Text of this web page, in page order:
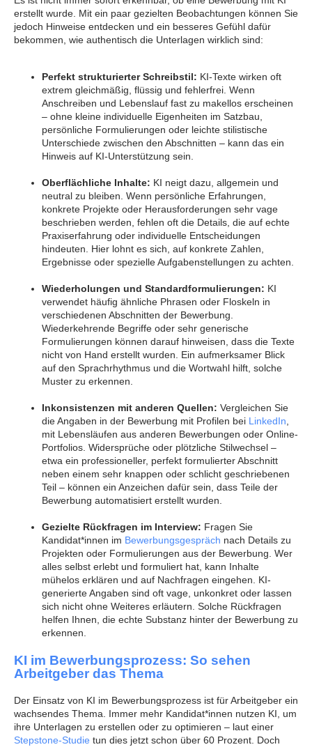
erstellt wurde. Mit ein paar gezielten Beobachtungen können Sie
jedoch Hinweise entdecken und ein besseres Gefühl dafür
bekommen, wie authentisch die Unterlagen wirklich sind:
Perfekt strukturierter Schreibstil: KI-Texte wirken oft
extrem gleichmäßig, flüssig und fehlerfrei. Wenn
Anschreiben und Lebenslauf fast zu makellos erscheinen
– ohne kleine individuelle Eigenheiten im Satzbau,
persönliche Formulierungen oder leichte stilistische
Unterschiede zwischen den Abschnitten – kann das ein
Hinweis auf KI-Unterstützung sein.
Oberflächliche Inhalte: KI neigt dazu, allgemein und
neutral zu bleiben. Wenn persönliche Erfahrungen,
konkrete Projekte oder Herausforderungen sehr vage
beschrieben werden, fehlen oft die Details, die auf echte
Praxiserfahrung oder individuelle Entscheidungen
hindeuten. Hier lohnt es sich, auf konkrete Zahlen,
Ergebnisse oder spezielle Aufgabenstellungen zu achten.
Wiederholungen und Standardformulierungen: KI
verwendet häufig ähnliche Phrasen oder Floskeln in
verschiedenen Abschnitten der Bewerbung.
Wiederkehrende Begriffe oder sehr generische
Formulierungen können darauf hinweisen, dass die Texte
nicht von Hand erstellt wurden. Ein aufmerksamer Blick
auf den Sprachrhythmus und die Wortwahl hilft, solche
Muster zu erkennen.
Inkonsistenzen mit anderen Quellen: Vergleichen Sie
die Angaben in der Bewerbung mit Profilen bei LinkedIn
mit Lebensläufen aus anderen Bewerbungen oder Online-
Portfolios. Widersprüche oder plötzliche Stilwechsel –
etwa ein professioneller, perfekt formulierter Abschnitt
neben einem sehr knappen oder schlicht geschriebenen
Teil – können ein Anzeichen dafür sein, dass Teile der
Bewerbung automatisiert erstellt wurden.
Gezielte Rückfragen im Interview: Fragen Sie
Kandidat*innen im Bewerbungsgespräch nach Details zu
Projekten oder Formulierungen aus der Bewerbung. Wer
alles selbst erlebt und formuliert hat, kann Inhalte
mühelos erklären und auf Nachfragen eingehen. KI-
generierte Angaben sind oft vage, unkonkret oder lassen
sich nicht ohne Weiteres erläutern. Solche Rückfragen
helfen Ihnen, die echte Substanz hinter der Bewerbung zu
erkennen.
KI im Bewerbungsprozess: So sehen
Arbeitgeber das Thema
Der Einsatz von KI im Bewerbungsprozess ist für Arbeitgeber ein
wachsendes Thema. Immer mehr Kandidat*innen nutzen KI, um
ihre Unterlagen zu erstellen oder zu optimieren – laut einer
Stepstone-Studie tun dies jetzt schon über 60 Prozent. Doch